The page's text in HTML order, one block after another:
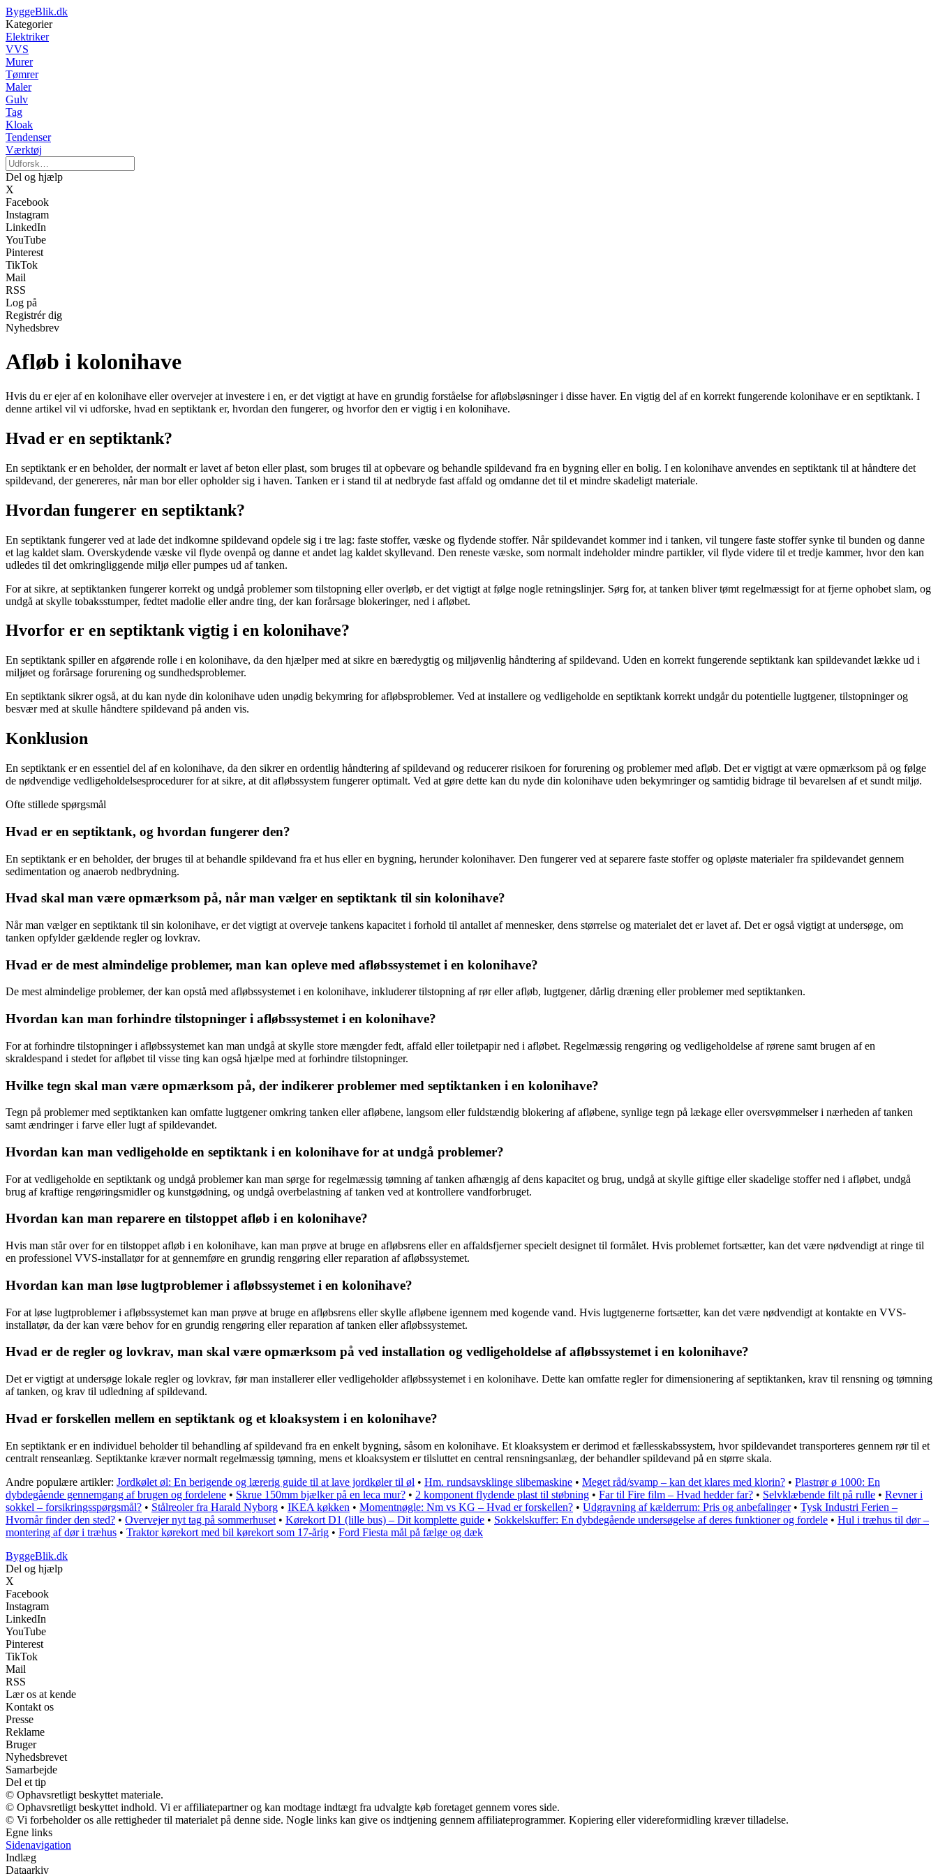
ByggeBlik.dk
Kategorier
Elektriker
VVS
Murer
Tømrer
Maler
Gulv
Tag
Kloak
Tendenser
Værktøj
Del og hjælp
X
Facebook
Instagram
LinkedIn
YouTube
Pinterest
TikTok
Mail
RSS
Log på
Registrér dig
Nyhedsbrev
Afløb i kolonihave
Hvis du er ejer af en kolonihave eller overvejer at investere i en, er det vigtigt at have en grundig forståelse for afløbsløsninger i disse haver. En vigtig del af en korrekt fungerende kolonihave er en septiktank. I
denne artikel vil vi udforske, hvad en septiktank er, hvordan den fungerer, og hvorfor den er vigtig i en kolonihave.
Hvad er en septiktank?
En septiktank er en beholder, der normalt er lavet af beton eller plast, som bruges til at opbevare og behandle spildevand fra en bygning eller en bolig. I en kolonihave anvendes en septiktank til at håndtere det
spildevand, der genereres, når man bor eller opholder sig i haven. Tanken er i stand til at nedbryde fast affald og omdanne det til et mindre skadeligt materiale.
Hvordan fungerer en septiktank?
En septiktank fungerer ved at lade det indkomne spildevand opdele sig i tre lag: faste stoffer, væske og flydende stoffer. Når spildevandet kommer ind i tanken, vil tungere faste stoffer synke til bunden og danne
et lag kaldet slam. Overskydende væske vil flyde ovenpå og danne et andet lag kaldet skyllevand. Den reneste væske, som normalt indeholder mindre partikler, vil flyde videre til et tredje kammer, hvor den kan
udledes til det omkringliggende miljø eller pumpes ud af tanken.
For at sikre, at septiktanken fungerer korrekt og undgå problemer som tilstopning eller overløb, er det vigtigt at følge nogle retningslinjer. Sørg for, at tanken bliver tømt regelmæssigt for at fjerne ophobet slam, og
undgå at skylle tobaksstumper, fedtet madolie eller andre ting, der kan forårsage blokeringer, ned i afløbet.
Hvorfor er en septiktank vigtig i en kolonihave?
En septiktank spiller en afgørende rolle i en kolonihave, da den hjælper med at sikre en bæredygtig og miljøvenlig håndtering af spildevand. Uden en korrekt fungerende septiktank kan spildevandet lække ud i
miljøet og forårsage forurening og sundhedsproblemer.
En septiktank sikrer også, at du kan nyde din kolonihave uden unødig bekymring for afløbsproblemer. Ved at installere og vedligeholde en septiktank korrekt undgår du potentielle lugtgener, tilstopninger og
besvær med at skulle håndtere spildevand på anden vis.
Konklusion
En septiktank er en essentiel del af en kolonihave, da den sikrer en ordentlig håndtering af spildevand og reducerer risikoen for forurening og problemer med afløb. Det er vigtigt at være opmærksom på og følge
de nødvendige vedligeholdelsesprocedurer for at sikre, at dit afløbssystem fungerer optimalt. Ved at gøre dette kan du nyde din kolonihave uden bekymringer og samtidig bidrage til bevarelsen af et sundt miljø.
Ofte stillede spørgsmål
Hvad er en septiktank, og hvordan fungerer den?
En septiktank er en beholder, der bruges til at behandle spildevand fra et hus eller en bygning, herunder kolonihaver. Den fungerer ved at separere faste stoffer og opløste materialer fra spildevandet gennem
sedimentation og anaerob nedbrydning.
Hvad skal man være opmærksom på, når man vælger en septiktank til sin kolonihave?
Når man vælger en septiktank til sin kolonihave, er det vigtigt at overveje tankens kapacitet i forhold til antallet af mennesker, dens størrelse og materialet det er lavet af. Det er også vigtigt at undersøge, om
tanken opfylder gældende regler og lovkrav.
Hvad er de mest almindelige problemer, man kan opleve med afløbssystemet i en kolonihave?
De mest almindelige problemer, der kan opstå med afløbssystemet i en kolonihave, inkluderer tilstopning af rør eller afløb, lugtgener, dårlig dræning eller problemer med septiktanken.
Hvordan kan man forhindre tilstopninger i afløbssystemet i en kolonihave?
For at forhindre tilstopninger i afløbssystemet kan man undgå at skylle store mængder fedt, affald eller toiletpapir ned i afløbet. Regelmæssig rengøring og vedligeholdelse af rørene samt brugen af en
skraldespand i stedet for afløbet til visse ting kan også hjælpe med at forhindre tilstopninger.
Hvilke tegn skal man være opmærksom på, der indikerer problemer med septiktanken i en kolonihave?
Tegn på problemer med septiktanken kan omfatte lugtgener omkring tanken eller afløbene, langsom eller fuldstændig blokering af afløbene, synlige tegn på lækage eller oversvømmelser i nærheden af tanken
samt ændringer i farve eller lugt af spildevandet.
Hvordan kan man vedligeholde en septiktank i en kolonihave for at undgå problemer?
For at vedligeholde en septiktank og undgå problemer kan man sørge for regelmæssig tømning af tanken afhængig af dens kapacitet og brug, undgå at skylle giftige eller skadelige stoffer ned i afløbet, undgå
brug af kraftige rengøringsmidler og kunstgødning, og undgå overbelastning af tanken ved at kontrollere vandforbruget.
Hvordan kan man reparere en tilstoppet afløb i en kolonihave?
Hvis man står over for en tilstoppet afløb i en kolonihave, kan man prøve at bruge en afløbsrens eller en affaldsfjerner specielt designet til formålet. Hvis problemet fortsætter, kan det være nødvendigt at ringe til
en professionel VVS-installatør for at gennemføre en grundig rengøring eller reparation af afløbssystemet.
Hvordan kan man løse lugtproblemer i afløbssystemet i en kolonihave?
For at løse lugtproblemer i afløbssystemet kan man prøve at bruge en afløbsrens eller skylle afløbene igennem med kogende vand. Hvis lugtgenerne fortsætter, kan det være nødvendigt at kontakte en VVS-
installatør, da der kan være behov for en grundig rengøring eller reparation af tanken eller afløbssystemet.
Hvad er de regler og lovkrav, man skal være opmærksom på ved installation og vedligeholdelse af afløbssystemet i en kolonihave?
Det er vigtigt at undersøge lokale regler og lovkrav, før man installerer eller vedligeholder afløbssystemet i en kolonihave. Dette kan omfatte regler for dimensionering af septiktanken, krav til rensning og tømning
af tanken, og krav til udledning af spildevand.
Hvad er forskellen mellem en septiktank og et kloaksystem i en kolonihave?
En septiktank er en individuel beholder til behandling af spildevand fra en enkelt bygning, såsom en kolonihave. Et kloaksystem er derimod et fællesskabssystem, hvor spildevandet transporteres gennem rør til et
centralt renseanlæg. Septiktanke kræver normalt regelmæssig tømning, mens et kloaksystem er tilsluttet en central rensningsanlæg, der behandler spildevand på en større skala.
Andre populære artikler: Jordkølet øl: En berigende og lærerig guide til at lave jordkøler til øl • Hm. rundsavsklinge slibemaskine • Meget råd/svamp – kan det klares med klorin? • Plastrør ø 1000: En
dybdegående gennemgang af brugen og fordelene • Skrue 150mm bjælker på en leca mur? • 2 komponent flydende plast til støbning • Far til Fire film – Hvad hedder far? • Selvklæbende filt på rulle • Revner i
sokkel – forsikringsspørgsmål? • Stålreoler fra Harald Nyborg • IKEA køkken • Momentnøgle: Nm vs KG – Hvad er forskellen? • Udgravning af kælderrum: Pris og anbefalinger• Tysk Industri Ferien –
Hvornår finder den sted? • Overvejer nyt tag på sommerhuset • Kørekort D1 (lille bus) – Dit komplette guide • Sokkelskuffer: En dybdegående undersøgelse af deres funktioner og fordele • Hul i træhus til dør –
montering af dør i træhus • Traktor kørekort med bil kørekort som 17-årig • Ford Fiesta mål på fælge og dæk
ByggeBlik.dk
Del og hjælp
X
Facebook
Instagram
LinkedIn
YouTube
Pinterest
TikTok
Mail
RSS
Lær os at kende
Kontakt os
Presse
Reklame
Bruger
Nyhedsbrevet
Samarbejde
Del et tip
© Ophavsretligt beskyttet materiale.
© Ophavsretligt beskyttet indhold. Vi er affiliatepartner og kan modtage indtægt fra udvalgte køb foretaget gennem vores side.
© Vi forbeholder os alle rettigheder til materialet på denne side. Nogle links kan give os indtjening gennem affiliateprogrammer. Kopiering eller videreformidling kræver tilladelse.
Egne links
Sidenavigation
Indlæg
Dataarkiv